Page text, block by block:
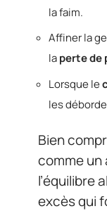
la faim.
Affiner la
laperte de
Lorsque le
les
Bien
comme un
l’équilibre
excès qui